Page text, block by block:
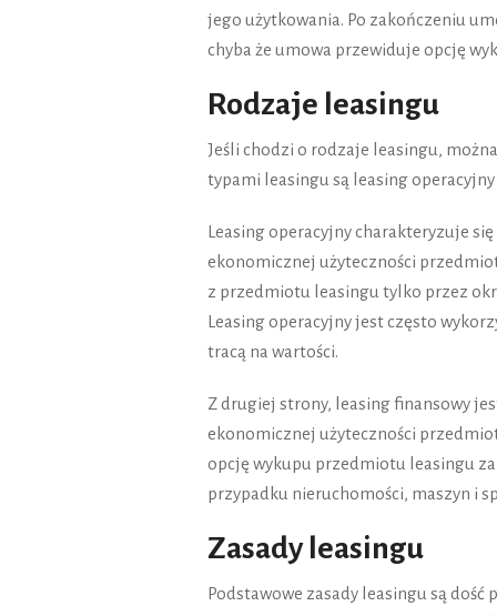
jego użytkowania. Po zakończeniu
chyba że umowa przewiduje opcję
Rodzaje leasingu
Jeśli chodzi o rodzaje leasingu,
typami leasingu są leasing
Leasing operacyjny charakteryzuje
ekonomicznej użyteczności
z przedmiotu leasingu tylko przez
Leasing operacyjny jest często
tracą na wartości.
Z drugiej strony, leasing finansowy
ekonomicznej użyteczności
opcję wykupu przedmiotu leasingu
przypadku nieruchomości, maszyn i
Zasady leasingu
Podstawowe zasady leasingu są